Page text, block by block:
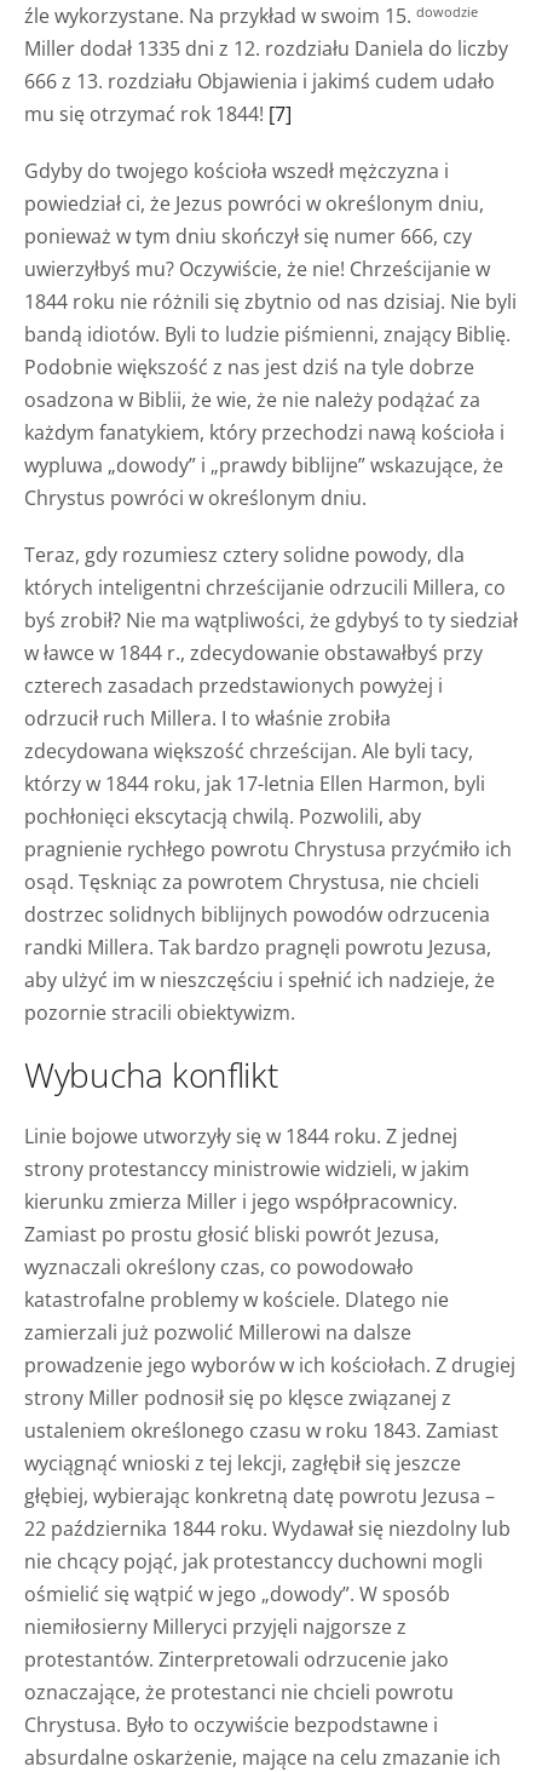
źle wykorzystane. Na przykład w swoim 15. dowodzie
Miller dodał 1335 dni z 12. rozdziału Daniela do liczby
666 z 13. rozdziału Objawienia i jakimś cudem udało
mu się otrzymać rok 1844! [7]
Gdyby do twojego kościoła wszedł mężczyzna i
powiedział ci, że Jezus powróci w określonym dniu,
ponieważ w tym dniu skończył się numer 666, czy
uwierzyłbyś mu? Oczywiście, że nie! Chrześcijanie w
1844 roku nie różnili się zbytnio od nas dzisiaj. Nie byli
bandą idiotów. Byli to ludzie piśmienni, znający Biblię.
Podobnie większość z nas jest dziś na tyle dobrze
osadzona w Biblii, że wie, że nie należy podążać za
każdym fanatykiem, który przechodzi nawą kościoła i
wypluwa „dowody” i „prawdy biblijne” wskazujące, że
Chrystus powróci w określonym dniu.
Teraz, gdy rozumiesz cztery solidne powody, dla
których inteligentni chrześcijanie odrzucili Millera, co
byś zrobił? Nie ma wątpliwości, że gdybyś to ty siedział
w ławce w 1844 r., zdecydowanie obstawałbyś przy
czterech zasadach przedstawionych powyżej i
odrzucił ruch Millera. I to właśnie zrobiła
zdecydowana większość chrześcijan. Ale byli tacy,
którzy w 1844 roku, jak 17-letnia Ellen Harmon, byli
pochłonięci ekscytacją chwilą. Pozwolili, aby
pragnienie rychłego powrotu Chrystusa przyćmiło ich
osąd. Tęskniąc za powrotem Chrystusa, nie chcieli
dostrzec solidnych biblijnych powodów odrzucenia
randki Millera. Tak bardzo pragnęli powrotu Jezusa,
aby ulżyć im w nieszczęściu i spełnić ich nadzieje, że
pozornie stracili obiektywizm.
Wybucha konflikt
Linie bojowe utworzyły się w 1844 roku. Z jednej
strony protestanccy ministrowie widzieli, w jakim
kierunku zmierza Miller i jego współpracownicy.
Zamiast po prostu głosić bliski powrót Jezusa,
wyznaczali określony czas, co powodowało
katastrofalne problemy w kościele. Dlatego nie
zamierzali już pozwolić Millerowi na dalsze
prowadzenie jego wyborów w ich kościołach. Z drugiej
strony Miller podnosił się po klęsce związanej z
ustaleniem określonego czasu w roku 1843. Zamiast
wyciągnąć wnioski z tej lekcji, zagłębił się jeszcze
głębiej, wybierając konkretną datę powrotu Jezusa –
22 października 1844 roku. Wydawał się niezdolny lub
nie chcący pojąć, jak protestanccy duchowni mogli
ośmielić się wątpić w jego „dowody”. W sposób
niemiłosierny Milleryci przyjęli najgorsze z
protestantów. Zinterpretowali odrzucenie jako
oznaczające, że protestanci nie chcieli powrotu
Chrystusa. Było to oczywiście bezpodstawne i
absurdalne oskarżenie, mające na celu zmazanie ich